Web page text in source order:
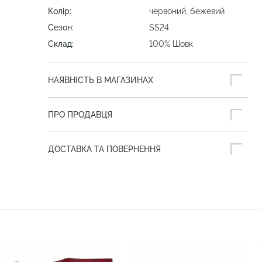
Колір:
червоний, бежевий
Сезон:
SS24
Склад:
100% Шовк
НАЯВНІСТЬ В МАГАЗИНАХ
ПРО ПРОДАВЦЯ
ДОСТАВКА ТА ПОВЕРНЕННЯ